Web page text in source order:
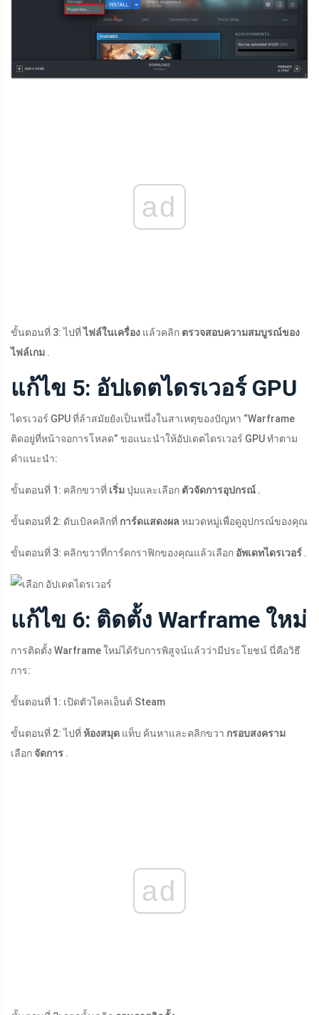
ad
ขั้นตอนที่ 3: ไปที่ไฟล์ในเครื่อง แล้วคลิก ตรวจสอบความสมบูรณ์ของ
ไฟล์เกม .
แก้ไข 5: อัปเดตไดรเวอร์ GPU
ไดรเวอร์ GPU ที่ล้าสมัยยังเป็นหนึ่งในสาเหตุของปัญหา “Warframe
ติดอยู่ที่หน้าจอการโหลด” ขอแนะนำให้อัปเดตไดรเวอร์ GPU ทำตาม
คำแนะนำ:
ขั้นตอนที่ 1: คลิกขวาที่ เริ่มปุ่มและเลือก ตัวจัดการอุปกรณ์ .
ขั้นตอนที่ 2: ดับเบิลคลิกที่ การ์ดแสดงผล หมวดหมู่เพื่อดูอุปกรณ์ของคุณ
ขั้นตอนที่ 3: คลิกขวาที่การ์ดกราฟิกของคุณแล้วเลือก อัพเดทไดรเวอร์ .
แก้ไข 6: ติดตั้ง Warframe ใหม่
การติดตั้ง Warframe ใหม่ได้รับการพิสูจน์แล้วว่ามีประโยชน์ นี่คือวิธี
การ:
ขั้นตอนที่ 1: เปิดตัวไคลเอ็นต์ Steam
ขั้นตอนที่ 2: ไปที่ห้องสมุด แท็บ ค้นหาและคลิกขวา กรอบสงคราม
เลือกจัดการ .
ad